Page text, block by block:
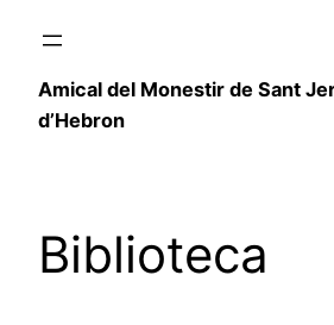
Amical del Monestir de Sant
d’Hebron
Biblioteca